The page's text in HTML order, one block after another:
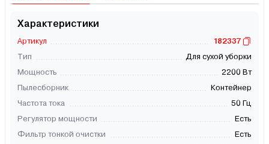
Характеристики
Артикул
182337
Тип
Для сухой уборки
Мощность
2200 Вт
Пылесборник
Контейнер
Частота тока
50 Гц
Регулятор мощности
Есть
Фильтр тонкой очистки
Есть